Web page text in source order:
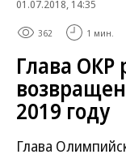
01.07.2018, 14:35
362 1 мин.
Глава ОКР
2019 году
Глава